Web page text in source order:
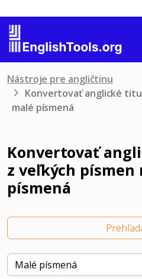
Nástroje pre angličtinu
Konvertovať anglické
malé písmená
Konvertovať
z veľkých písmen
písmená